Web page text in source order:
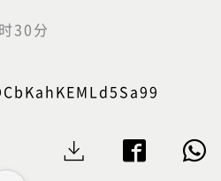
30分